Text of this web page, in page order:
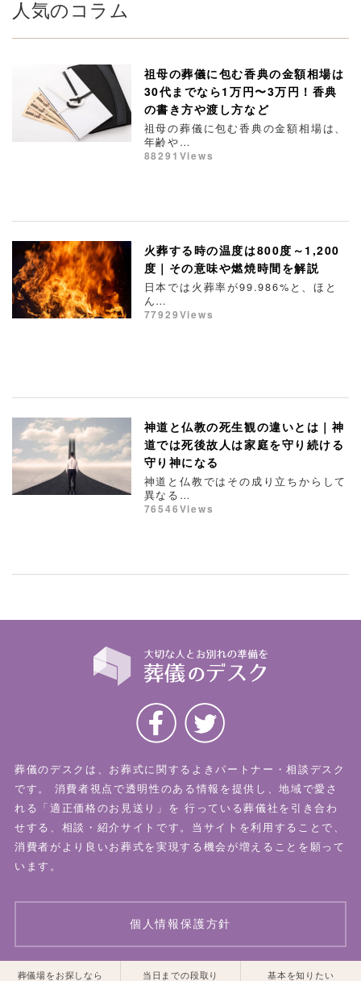
一覧はこちら
人気のコラム
祖母の葬儀に包む香典の金額相場は
30代までなら1万円〜3万円！香典
の書き方や渡し方など
祖母の葬儀に包む香典の金額相場は、
年齢や…
88291Views
火葬する時の温度は800度～1,200
度｜その意味や燃焼時間を解説
日本では火葬率が99.986%と、ほと
ん…
77929Views
神道と仏教の死生観の違いとは｜神
道では死後故人は家庭を守り続ける
守り神になる
神道と仏教ではその成り立ちからして
異なる…
76546Views
一覧はこちら
葬儀場をお探しなら 当日までの段取り 基本を知りたい
葬儀のデスクは、お葬式に関するよきパートナー・相談デスク
です。
消費者視点で透明性のある情報を提供し、地域で愛さ
れる「適正価格のお見送り」を 行っている葬儀社を引き合わ
せする、相談・紹介サイトです。当サイトを利用することで、
消費者がより良いお葬式を実現する機会が増えることを願って
います。
個人情報保護方針
© 2026 葬儀のデスク All Rights Reserved.